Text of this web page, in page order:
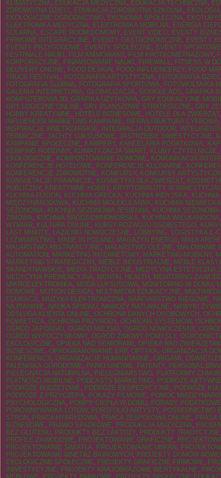
KLIMATYCZNA, EDUKACJA MEDYCZNA, EDUKACJA TECHNICZNA,
ZDROWOTNA DZIECI , EDUKACJA ZDROWOTNA SZKOLNA,
EKOLOGICZNE OGRODNICTWO, EKONOMIA SPOŁECZNA,
ELEKTRONIKA MEDYCZNA, ELEKTRONIKA MOBILNA, ENERGIA
SOLARNA, ESCAPE ROOM DOMOWY, EVENT VIDEO, EVENTY
FIRMOWE INTEGRACYJNE, EVENTY GASTRONOMICZNE, EVENTY
EVENTY PRZYGODOWE, EVENTY SPOŁECZNE, EVENTY SPORTOWE
FESTIWALE NAUKI , FILM ANIMOWANY, FILM KRÓTKOMETRAŻOWY,
KORPORACYJNE, FINANSOWANIE NAUKI , FIREWALL, FITNESS W
DELIVERY ONLINE, FOOD DESIGN , FOOD INFLUENCERZY, FOOD
TRUCK FESTIVAL, FOTOGRAFIA ARTYSTYCZNA, FOTOGRAFIA
FOTOGRAFIA ŚLUBNA, FOTOGRAFIA SPORTOWA, FOTOWOLTAIKA
GALERIA INTERNETOWA, GLOBALIZACJA, GOOGLE ADS, GRAFIKA
KOMPUTEROWA 3D, GRAFIKA UŻYTKOWA, GRY EDUKACYJNE
GRY LOGICZNE ONLINE, GRY PLANSZOWE STRATEGICZNE, GRY
HOBBY KREATYWNE, HOTELE BIZNESOWE, HOTELE DLA ZWIERZĄT
INFLUENCER MARKETING KAMPANIE, INFRASTRUKTURA CYFROWA
INSPIRACJE WNĘTRZARSKIE, INTEGRACJA OUTDOOR,
TERMICZNE, JACHTY LUKSUSOWE, JASTRZĘBIE INWESTYCYJNE,
KAMPANIE SPOŁECZNE, KAMPERY, KANCELARIA PODATKOWA,
KEMPING RODZINNY, KLIMATYZACJA SMART, KLUBY CZYTELNICZE,
EKOLOGICZNE, KOMPOSTOWANIE DOMOWE, KOMUNIKACJA
KONFERENCJE HOTELOWE, KONFERENCJE KULINARNE,
KONFERENCJE ZDROWOTNE, KONKURSY, KONKURSY
KONSULTACJE PRAWNICZE, KOSMETYKI DLA ZWIERZĄT,
PUBLICZNY, KREATYWNE HOBBY, KRYPTOWALUTY W
KUCHNIA FUSION , KUCHNIA GRECKA, KUCHNIA INDYJSKA,
MIĘDZYNARODOWA, KUCHNIA MOLEKULARNA, KUCHNIA NIEMIECKA
SEZONOWA, KUCHNIA SEZONOWA JESIENNA, KUCHNIA
ZIMOWA, KUCHNIA ŚRÓDZIEMNOMORSKA, KUCHNIA WIELKANOCNA
WYMIAR, KULTURA ONLINE, KURSY ROZWOJU OSOBISTEGO,
LAST MINUTE, ŁAZIENKI NOWOCZESNE, LOBBYING, LOGISTYKA E-
ŁYŻWIARSTWO, MADE IN POLAND, MAGAZYN ENERGII , MAŁA
MALARSTWO ABSTRAKCYJNE, MALARSTWO OLEJNE, MALOWANIE
AUTOMATION , MARKETING INTERNETOWY, MARKETING MOBILNY,
MARKETING STRATEGICZNY, MEBLE INDUSTRIALNE, MEBLE
SKANDYNAWSKIE, MEDIA TRADYCYJNE, MEDYCYNA ESTETYCZNA
MEDYCYNA PREWENCYJNA, MENTAL HEALTH , MENTORING
MIKROELEKTRONIKA, MODA LUKSUSOWA, MONITORING W DOMU,
DOMOWE, MOTION DESIGN , MULTIMEDIA EDUKACYJNE,
EDUKACJI , MUZYKA ELEKTRONICZNA, NARCIARSTWO BIEGOWE,
NA PIANINIE, NAUKA ŚPIEWU, NAWOZY NATURALNE, NAWYKI
OBSŁUGA KLIENTA ONLINE, OCHRONA DANYCH OSOBOWYCH ,
POWIETRZA, OCHRONA PRZYRODY, OCHRONA SYSTEMÓW,
OGRÓD JAPOŃSKI , OGRÓD MIEJSKI , OGRÓD NOWOCZESNY,
OGRÓD WYPOCZYNKOWY, OGRÓD ZIMOWY POMYSŁY,
EKOLOGICZNE, OPIEKA NAD SENIORAMI , OPIEKA NAD
BIZNESOWE, OPROGRAMOWANIE ERP, OPTYKA, ORGANIZACJA
KONFERENCJI , ORGANIZACJE HUMANITARNE, ORIGAMI ,
PALENISKA OGRODOWE, PARKI LINOWE, PATENTY, PERSONAL
PIELĘGNACJA NATURALNA, PIELĘGNIARSTWO, PLATFORMY
PŁATNOŚCI MOBILNE, PODCASTS MARKETING, PODRÓŻE
PODRÓŻE BUDŻETOWE, PODRÓŻE EKSPEDYCYJNE, PODRÓŻE
PODRÓŻE Z PRZYCZEPĄ, POKAZY FILMOWE, POMOC
PSYCHOLOGICZNA, POMPY CIEPŁA W DOMU, PORADY PODATKOWE
PORÓWNYWARKA LOTÓW, PORTFOLIO ARTYSTY, POŚREDNICTWO
STRON , PRACA HYBRYDOWA, PRACA ZESPOŁOWA ONLINE, PRASA
BIZNESOWE, PRAWO SPADKOWE, PRODUKCJA MUZYCZNA,
BEZ GLUTENU, PRODUKTY BEZ LAKTOZY, PRODUKTY TRADYCYJNE
PROFILE ZAWODOWE, PROJEKTOWANIE GRAFICZNE,
PROJEKTOWANIE ŚWIATŁA, PROJEKTOWANIE UBRAŃ ,
PROJEKTOWANIE WNĘTRZ BIUROWYCH , PROJEKTY DOMÓW
EKOLOGICZNE SPOŁECZNE, PROJEKTY GRAFICZNE FIRMOWE,
INWESTYCYJNE, PROJEKTY KRAJOBRAZOWE WERTYKALNE,